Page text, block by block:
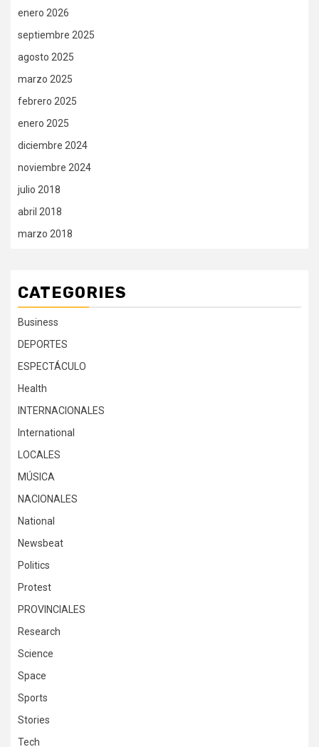
enero 2026
septiembre 2025
agosto 2025
marzo 2025
febrero 2025
enero 2025
diciembre 2024
noviembre 2024
julio 2018
abril 2018
marzo 2018
CATEGORIES
Business
DEPORTES
ESPECTÁCULO
Health
INTERNACIONALES
International
LOCALES
MÚSICA
NACIONALES
National
Newsbeat
Politics
Protest
PROVINCIALES
Research
Science
Space
Sports
Stories
Tech